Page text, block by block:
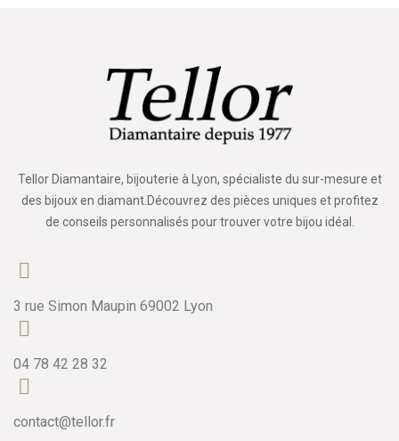
Tellor Diamantaire, bijouterie à Lyon, spécialiste du sur-mesure et
des bijoux en diamant.Découvrez des pièces uniques et profitez
de conseils personnalisés pour trouver votre bijou idéal.
3 rue Simon Maupin 69002 Lyon
04 78 42 28 32
contact@tellor.fr